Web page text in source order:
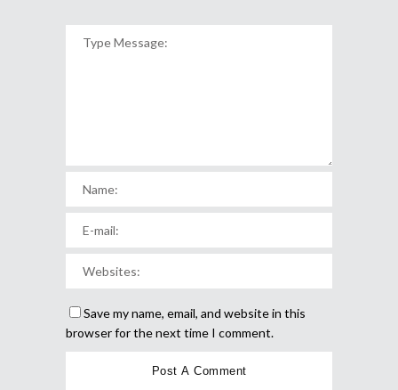
Save my name, email, and website in this
browser for the next time I comment.